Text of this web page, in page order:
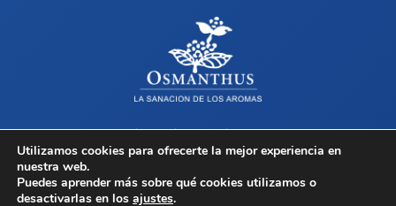
Sobre OsmanthusTiendaContactoTérminos y Condiciones
Copyright © 2026 Osmanthus, Todos los derechos reservados.
Utilizamos cookies para ofrecerte la mejor experiencia en
nuestra web.
Puedes aprender más sobre qué cookies utilizamos o
desactivarlas en los ajustes.